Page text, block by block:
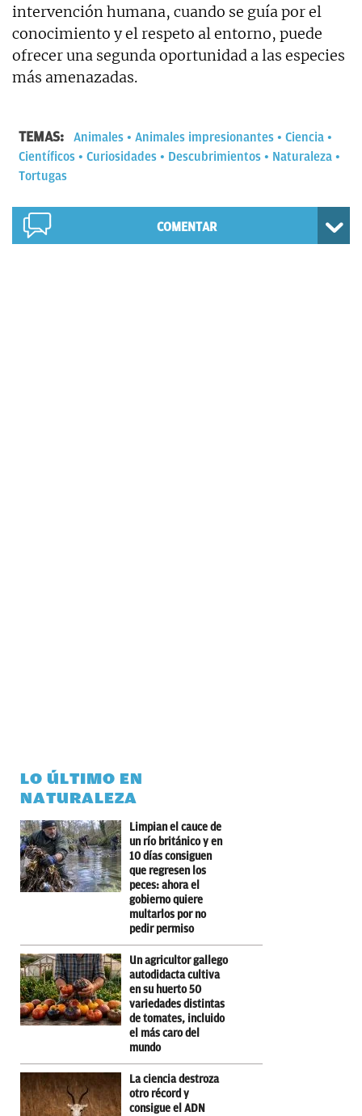
intervención humana, cuando se guía por el
conocimiento y el respeto al entorno, puede
ofrecer una segunda oportunidad a las especies
más amenazadas.
TEMAS: Animales Animales impresionantes
Ciencia
Científicos
Curiosidades Descubrimientos
Naturaleza
Tortugas
COMENTAR
LO ÚLTIMO EN
NATURALEZA
Limpian el cauce de
un río británico y en
10 días consiguen
que regresen los
peces: ahora el
gobierno quiere
multarlos por no
pedir permiso
Un agricultor gallego
autodidacta cultiva
en su huerto 50
variedades distintas
de tomates, incluido
el más caro del
mundo
La ciencia destroza
otro récord y
consigue el ADN